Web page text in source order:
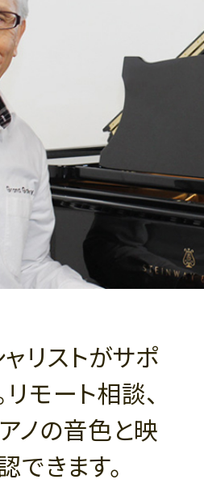
リストがサポ
リモート相談、
ノの音色と映
できます。